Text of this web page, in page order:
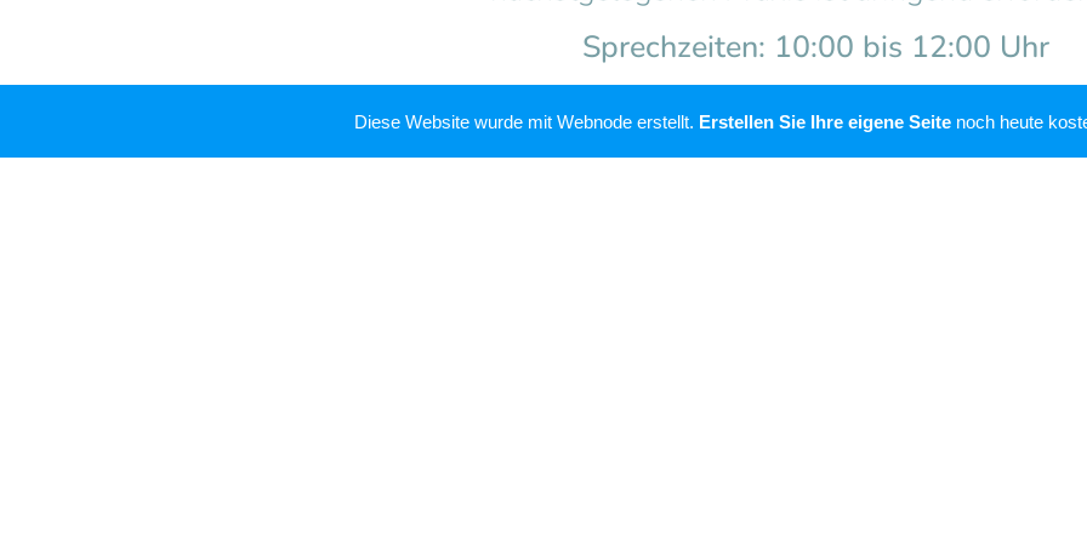
Sprechzeiten: 10:00 bis 12:00 Uhr
Diese Website wurde mit Webnode erstellt. Erstellen Sie Ihre eigene Seitenoch heute